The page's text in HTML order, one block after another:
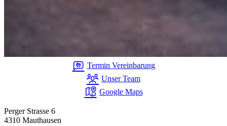
Termin Vereinbarung
Unser Team
Google Maps
Perger Strasse 6
4310 Mauthausen